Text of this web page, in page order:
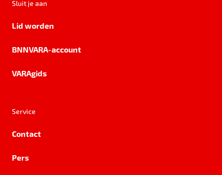
Sluit je aan
Lid worden
BNNVARA-account
VARAgids
Service
Contact
Pers